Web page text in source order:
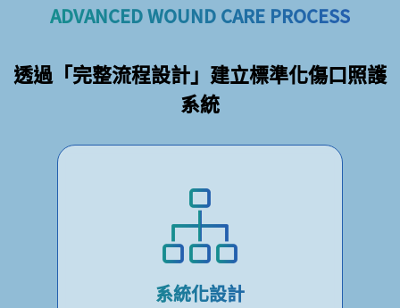
透過「完整流程設計」建立標準化傷口照護
系統
ADVANCED WOUND CARE PROCESS
系統化設計